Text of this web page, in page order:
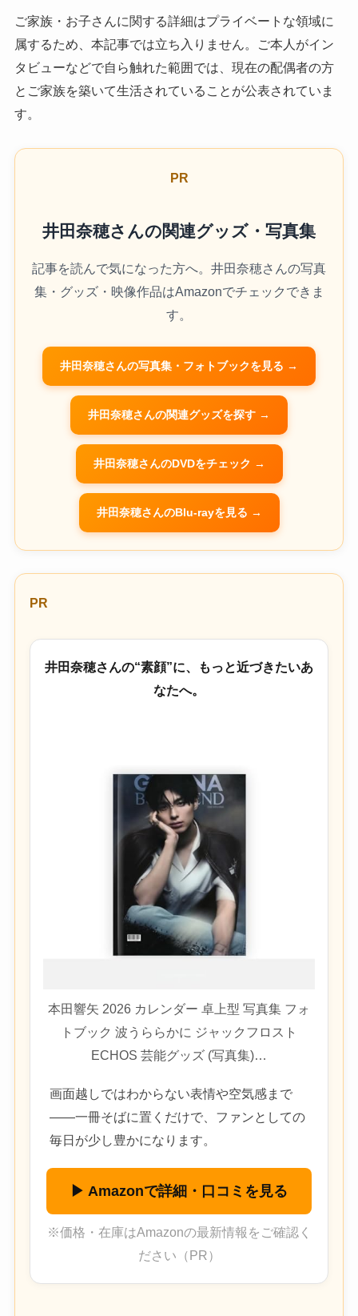
ご家族・お子さんに関する詳細はプライベートな領域に
属するため、本記事では立ち入りません。ご本人がイン
タビューなどで自ら触れた範囲では、現在の配偶者の方
とご家族を築いて生活されていることが公表されていま
す。
PR
井田奈穂さんの関連グッズ・写真集
記事を読んで気になった方へ。井田奈穂さんの写真
集・グッズ・映像作品はAmazonでチェックできま
す。
井田奈穂さんの写真集・フォトブックを見る →
井田奈穂さんの関連グッズを探す →
井田奈穂さんのDVDをチェック →
井田奈穂さんのBlu-rayを見る →
PR
井田奈穂さんの“素顔”に、もっと近づきたいあ
なたへ。
本田響矢 2026 カレンダー 卓上型 写真集 フォ
トブック 波うららかに ジャックフロスト
ECHOS 芸能グッズ (写真集)…
画面越しではわからない表情や空気感まで
——一冊そばに置くだけで、ファンとしての
毎日が少し豊かになります。
▶ Amazonで詳細・口コミを見る
※価格・在庫はAmazonの最新情報をご確認く
ださい（PR）